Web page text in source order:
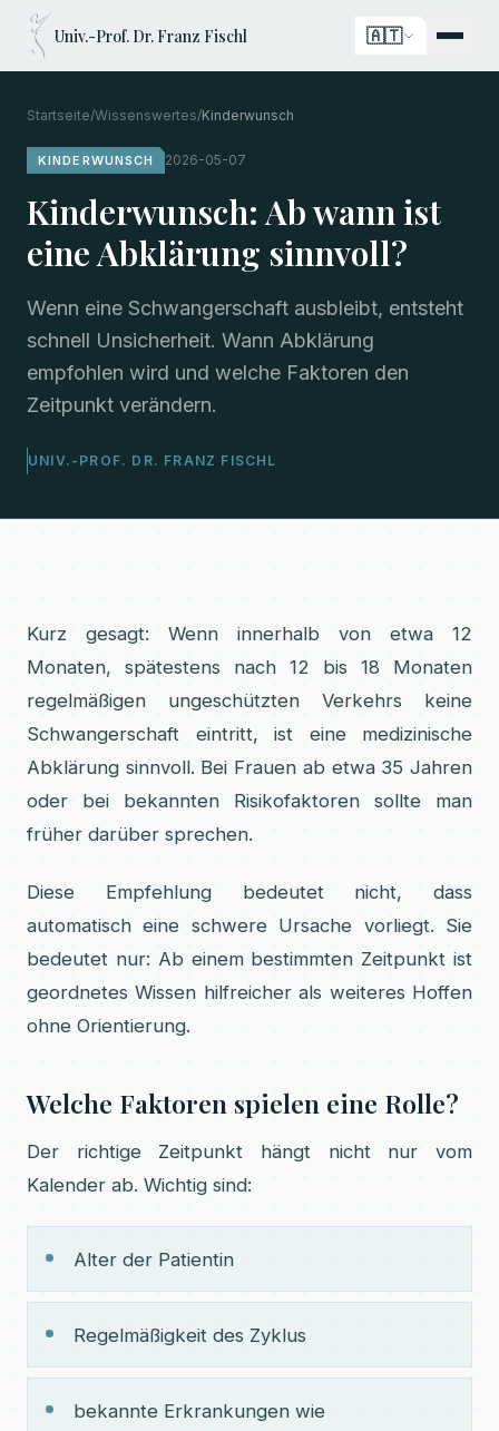
Univ.-Prof. Dr. Franz Fischl 🇦🇹
Startseite/Wissenswertes/Kinderwunsch
KINDERWUNSCH 2026-05-07
Kinderwunsch: Ab wann ist
eine Abklärung sinnvoll?
Wenn eine Schwangerschaft ausbleibt, entsteht
schnell Unsicherheit. Wann Abklärung
empfohlen wird und welche Faktoren den
Zeitpunkt verändern.
UNIV.-PROF. DR. FRANZ FISCHL
Kurz gesagt: Wenn innerhalb von etwa 12
Monaten, spätestens nach 12 bis 18 Monaten
regelmäßigen ungeschützten Verkehrs keine
Schwangerschaft eintritt, ist eine medizinische
Abklärung sinnvoll. Bei Frauen ab etwa 35 Jahren
oder bei bekannten Risikofaktoren sollte man
früher darüber sprechen.
Diese Empfehlung bedeutet nicht, dass
automatisch eine schwere Ursache vorliegt. Sie
bedeutet nur: Ab einem bestimmten Zeitpunkt ist
geordnetes Wissen hilfreicher als weiteres Hoffen
ohne Orientierung.
Welche Faktoren spielen eine Rolle?
Der richtige Zeitpunkt hängt nicht nur vom
Kalender ab. Wichtig sind:
Alter der Patientin
Regelmäßigkeit des Zyklus
bekannte Erkrankungen wie